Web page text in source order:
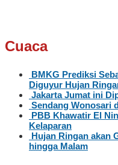
Cuaca
BMKG Prediksi
Diguyur Hujan
Jakarta Jumat ini
Sendang Wonosari
PBB Khawatir El
Kelaparan
Hujan Ringan akan
hingga Malam